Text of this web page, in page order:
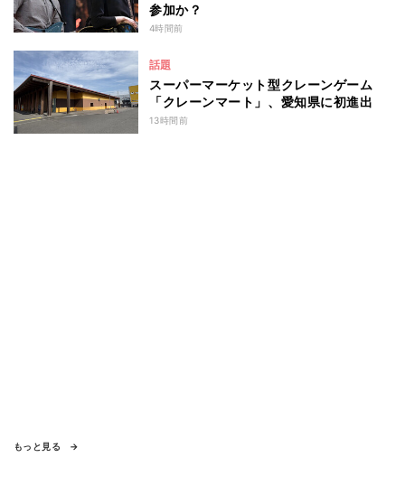
参加か？
4時間前
話題
スーパーマーケット型クレーンゲーム
「クレーンマート」、愛知県に初進出
13時間前
もっと見る